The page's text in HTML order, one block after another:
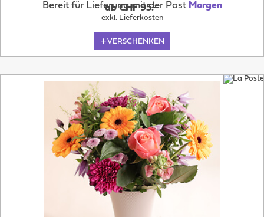
Bereit für Lieferung mit der Post Morgen
ab CHF 95.–
exkl. Lieferkosten
VERSCHENKEN